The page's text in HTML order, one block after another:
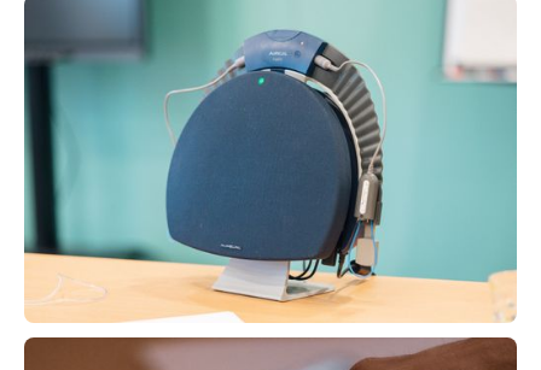
À planifier
Masterclass Alzheimer (Présentiel)
"Démarquez votre prise en charge"
prochaine session